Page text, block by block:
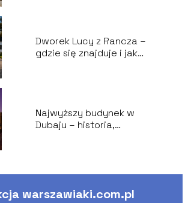
Dworek Lucy z Rancza –
gdzie się znajduje i jak
Najwyższy budynek w
Dubaju – historia,
warszawiaki.com.pl